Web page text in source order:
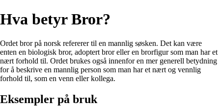
Hva betyr Bror?
Ordet bror på norsk refererer til en mannlig søsken. Det kan være
enten en biologisk bror, adoptert bror eller en brorfigur som man har et
nært forhold til. Ordet brukes også innenfor en mer generell betydning
for å beskrive en mannlig person som man har et nært og vennlig
forhold til, som en venn eller kollega.
Eksempler på bruk